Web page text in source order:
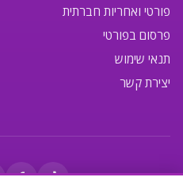
פורטי ואחריות חברתית
פרסום בפורטי
תנאי שימוש
יצירת קשר